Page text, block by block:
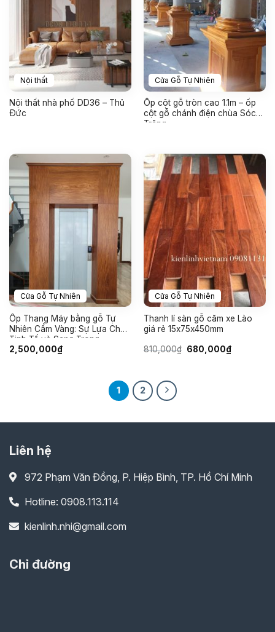
Nội thất
Nội thất nhà phố DD36 – Thủ
Đức
Cửa Gỗ Tự Nhiên
Ốp cột gỗ tròn cao 1.1m – ốp
cột gỗ chánh điện chùa Sóc
Trăng
Cửa Gỗ Tự Nhiên
Ốp Thang Máy bằng gỗ Tự
Nhiên Cẩm Vàng: Sự Lựa Chọn
Tinh Tế và Sang Trọng
2,500,000₫
Cửa Gỗ Tự Nhiên
Thanh lí sàn gỗ căm xe Lào
giá rẻ 15x75x450mm
810,000₫ Giá
680,000₫Giá
hiện
1 2
Liên hệ
972 Phạm Văn Đồng, P. Hiệp Bình, TP. Hồ Chí Minh
Hotline: 0908.113.114
kienlinh.nhi@gmail.com
Chỉ đường